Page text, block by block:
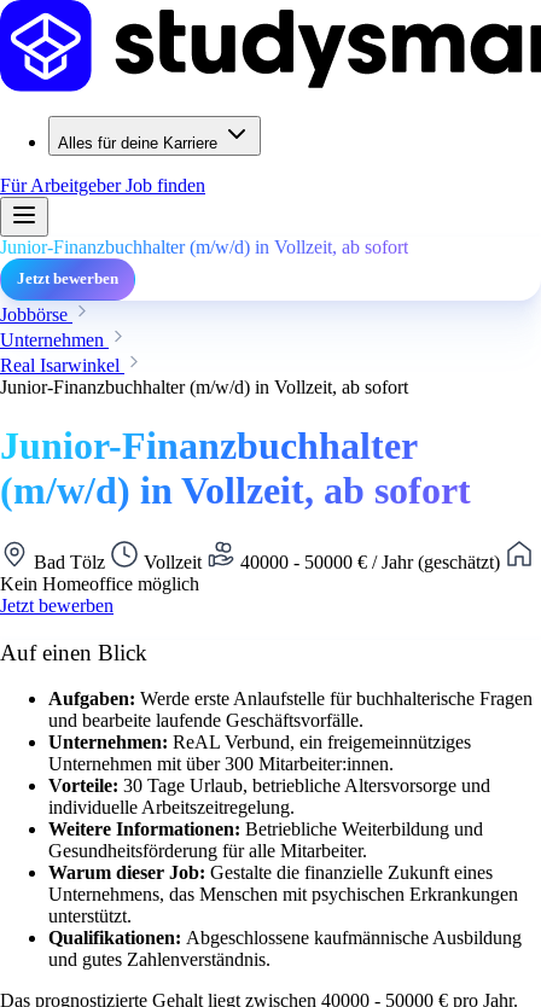
Alles für deine Karriere
Für ArbeitgeberJob finden
Junior-Finanzbuchhalter (m/w/d) in Vollzeit, ab sofort
Jetzt bewerben
Jobbörse
Unternehmen
Real Isarwinkel
Junior-Finanzbuchhalter (m/w/d) in Vollzeit, ab sofort
Junior-Finanzbuchhalter
(m/w/d) in Vollzeit, ab sofort
Bad Tölz Vollzeit
40000 - 50000 € / Jahr (geschätzt)
Kein Homeoffice möglich
Jetzt bewerben
Auf einen Blick
Aufgaben: Werde erste Anlaufstelle für buchhalterische Fragen
und bearbeite laufende Geschäftsvorfälle.
Unternehmen: ReAL Verbund, ein freigemeinnütziges
Unternehmen mit über 300 Mitarbeiter:innen.
Vorteile: 30 Tage Urlaub, betriebliche Altersvorsorge und
individuelle Arbeitszeitregelung.
Weitere Informationen: Betriebliche Weiterbildung und
Gesundheitsförderung für alle Mitarbeiter.
Warum dieser Job: Gestalte die finanzielle Zukunft eines
Unternehmens, das Menschen mit psychischen Erkrankungen
unterstützt.
Qualifikationen: Abgeschlossene kaufmännische Ausbildung
und gutes Zahlenverständnis.
Das prognostizierte Gehalt liegt zwischen 40000 - 50000 € pro Jahr.